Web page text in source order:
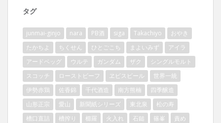
タグ
junmai-ginjo nara PB酒 siga Takachiyo
おやき
たかちよ
ちくせん ひとごこち まよいみず
アイラ
アードベッグ
ウルテ ガンダム ザク
シングルモルト
スコッチ
ローストビーフ ヱビスビール
世界一統
伊勢赤鶏
佐香錦 千代酒造 南方熊楠
四季醸造
山形正宗
愛山 新聞紙シリーズ 東北泉
松の寿
槽口直詰
槽搾り 櫛羅 火入れ 石鎚 篠峯
責め